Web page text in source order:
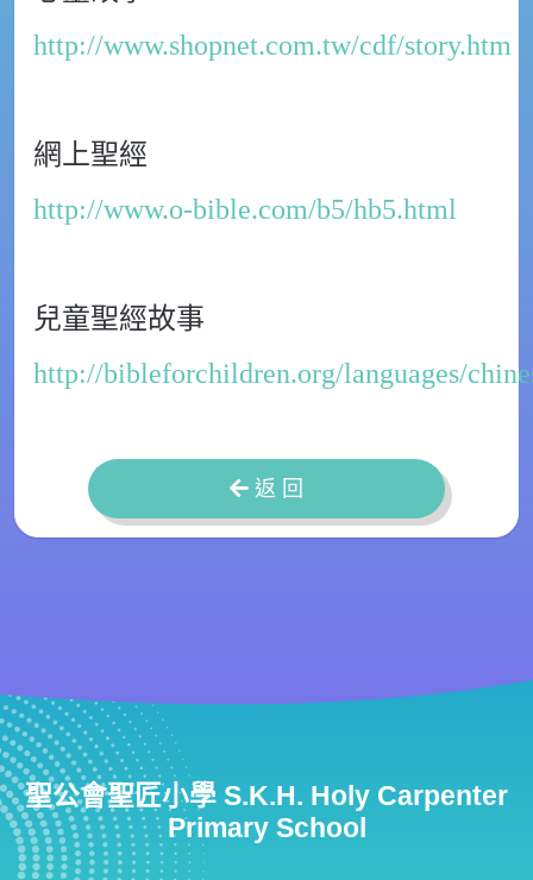
http://www.shopnet.com.tw/cdf/story.htm
網上聖經
http://www.o-bible.com/b5/hb5.html
兒童聖經故事
http://bibleforchildren.org/languages/
返 回
聖公會聖匠小學 S.K.H. Holy Carpenter
Primary School